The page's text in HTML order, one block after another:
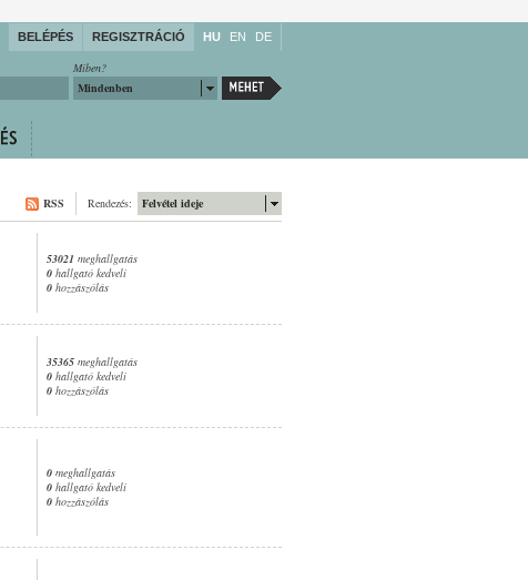
BELÉPÉS REGISZTRÁCIÓ HU EN DE
Miben?
Mindenben
Felvétel ideje
Rendezés:
RSS
53021 meghallgatás
0 hallgató kedveli
0 hozzászólás
35365 meghallgatás
0 hallgató kedveli
0 hozzászólás
0 meghallgatás
0 hallgató kedveli
0 hozzászólás